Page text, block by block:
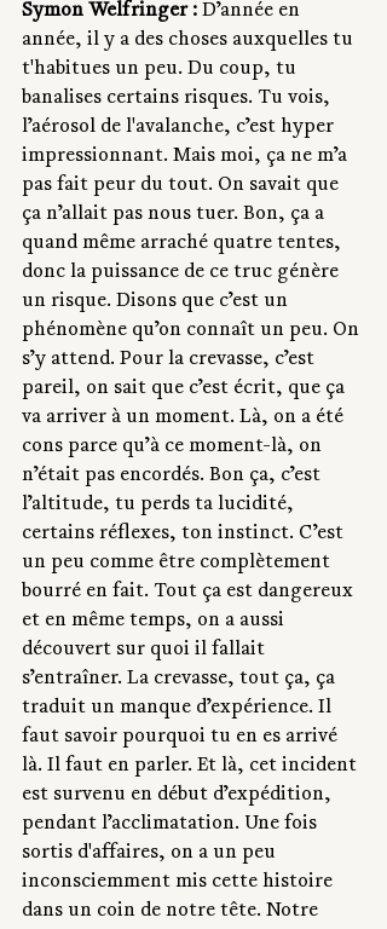
Symon Welfringer : D’année en
année, il y a des choses auxquelles tu
t'habitues un peu. Du coup, tu
banalises certains risques. Tu vois,
l’aérosol de l'avalanche, c’est hyper
impressionnant. Mais moi, ça ne m’a
pas fait peur du tout. On savait que
ça n’allait pas nous tuer. Bon, ça a
quand même arraché quatre tentes,
donc la puissance de ce truc génère
un risque. Disons que c’est un
phénomène qu’on connaît un peu. On
s’y attend. Pour la crevasse, c’est
pareil, on sait que c’est écrit, que ça
va arriver à un moment. Là, on a été
cons parce qu’à ce moment-là, on
n’était pas encordés. Bon ça, c’est
l’altitude, tu perds ta lucidité,
certains réflexes, ton instinct. C’est
un peu comme être complètement
bourré en fait. Tout ça est dangereux
et en même temps, on a aussi
découvert sur quoi il fallait
s’entraîner. La crevasse, tout ça, ça
traduit un manque d’expérience. Il
faut savoir pourquoi tu en es arrivé
là. Il faut en parler. Et là, cet incident
est survenu en début d’expédition,
pendant l’acclimatation. Une fois
sortis d'affaires, on a un peu
inconsciemment mis cette histoire
dans un coin de notre tête. Notre